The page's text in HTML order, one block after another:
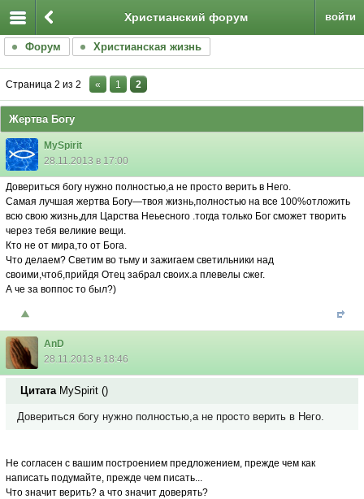
войти
Христианский форум
Форум Христианская жизнь
Страница 2 из 2 « 1 2
Жертва Богу
MySpirit
28.11.2013 в 17:00
Довериться богу нужно полностью,а не просто верить в Него.
Самая лучшая жертва Богу—твоя жизнь,полностью на все 100%отложить
всю свою жизнь,для Царства Неьесного .тогда только Бог сможет творить
через тебя великие вещи.
Кто не от мира,то от Бога.
Что делаем? Светим во тьму и зажигаем светильники над
своими,чтоб,прийдя Отец забрал своих.а плевелы сжег.
А че за воппос то был?)
AnD
28.11.2013 в 18:46
Цитата MySpirit ()
Довериться богу нужно полностью,а не просто верить в Него.
Не согласен с вашим построением предложением, прежде чем как
написать подумайте, прежде чем писать...
Что значит верить? а что значит доверять?